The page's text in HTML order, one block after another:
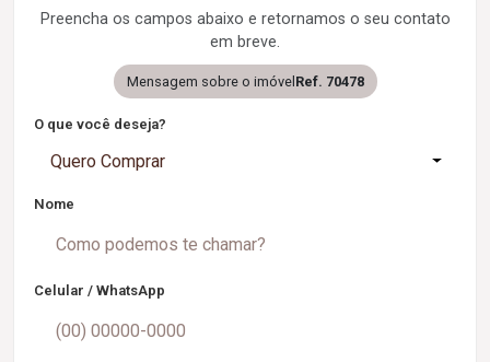
Preencha os campos abaixo e retornamos o seu contato
em breve.
Mensagem sobre o imóvelRef. 70478
O que você deseja?
Quero Comprar
Nome
Celular / WhatsApp